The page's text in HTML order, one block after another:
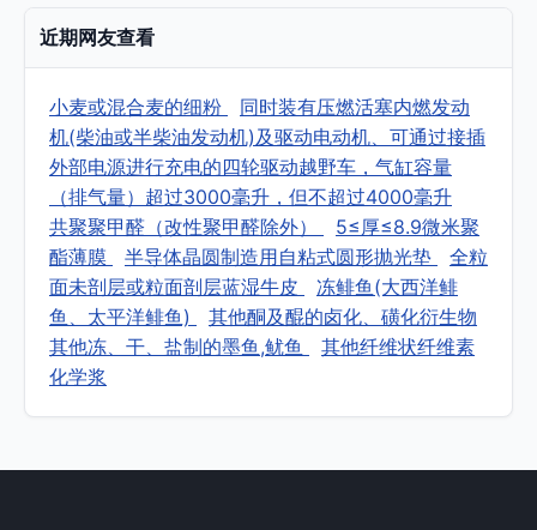
近期网友查看
小麦或混合麦的细粉
同时装有压燃活塞内燃发动
机(柴油或半柴油发动机)及驱动电动机、可通过接插
外部电源进行充电的四轮驱动越野车，气缸容量
（排气量）超过3000毫升，但不超过4000毫升
共聚聚甲醛（改性聚甲醛除外）
5≤厚≤8.9微米聚
酯薄膜
半导体晶圆制造用自粘式圆形抛光垫
全粒
面未剖层或粒面剖层蓝湿牛皮
冻鲱鱼(大西洋鲱
鱼、太平洋鲱鱼)
其他酮及醌的卤化、磺化衍生物
其他冻、干、盐制的墨鱼,鱿鱼
其他纤维状纤维素
化学浆